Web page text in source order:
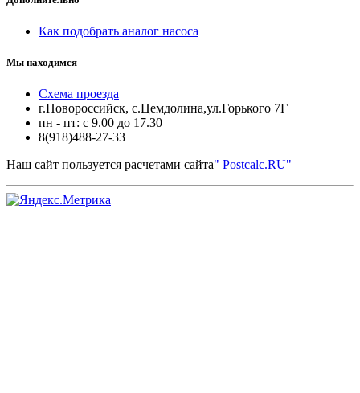
Как подобрать аналог насоса
Мы находимся
Схема проезда
г.Новороссийск, с.Цемдолина,ул.Горького 7Г
пн - пт: с 9.00 до 17.30
8(918)488-27-33
Наш сайт пользуется расчетами сайта" Postcalc.RU"